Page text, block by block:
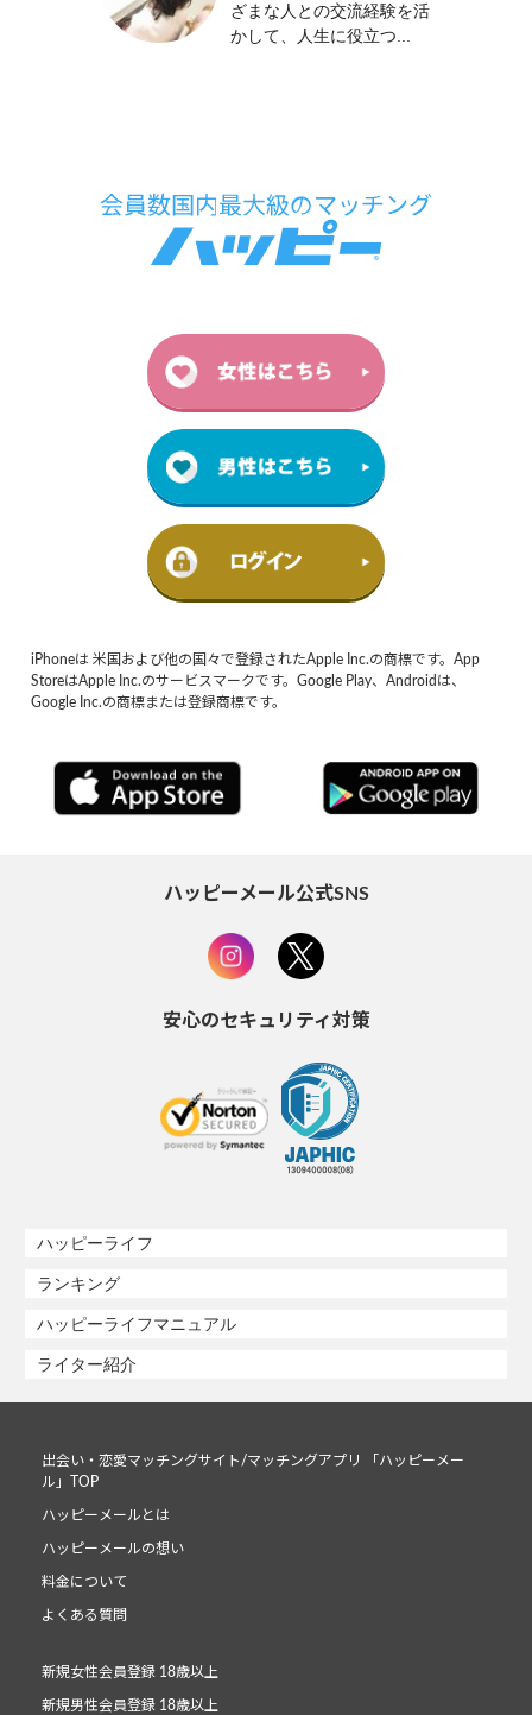
ざまな人との交流経験を活
かして、人生に役立つ...
iPhoneは 米国および他の国々で登録されたApple Inc.の商標です。App
StoreはApple Inc.のサービスマークです。Google Play、Androidは、
Google Inc.の商標または登録商標です。
ハッピーメール公式SNS
安心のセキュリティ対策
ハッピーライフ
ランキング
ハッピーライフマニュアル
ライター紹介
出会い・恋愛マッチングサイト/マッチングアプリ 「ハッピーメー
ル」TOP
ハッピーメールとは
ハッピーメールの想い
料金について
よくある質問
新規女性会員登録 18歳以上
新規男性会員登録 18歳以上